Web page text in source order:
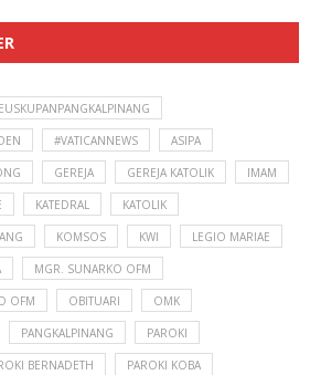
#VATICANNEWS ASIPA
GEREJA GEREJA KATOLIK IMAM
KATEDRAL KATOLIK
KOMSOS KWI LEGIO MARIAE
MGR. SUNARKO OFM
OFM OBITUARI OMK
PANGKALPINANG PAROKI
BERNADETH PAROKI KOBA